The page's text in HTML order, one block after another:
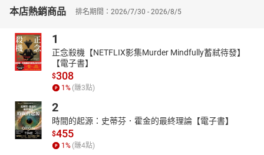
本店熱銷商品 排名期間：2026/7/30 - 2026/8/5
1
正念殺機【NETFLIX影集Murder Mindfully蓄弒待發】
【電子書】
$308
1 % (賺3點)
2
時間的起源：史蒂芬．霍金的最終理論【電子書】
$455
1 % (賺4點)